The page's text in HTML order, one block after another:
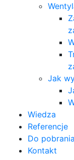
Jak
Wiedza
Referencje
Do pobrania
Kontakt